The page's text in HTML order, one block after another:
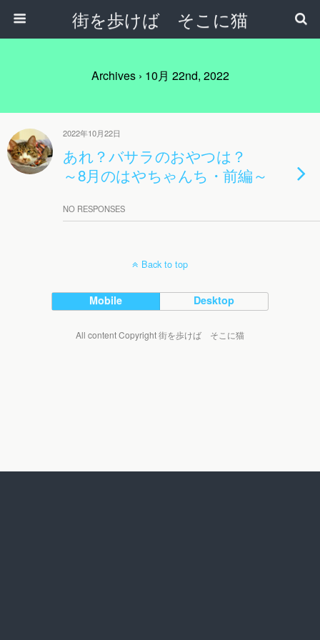
街を歩けば そこに猫
Archives › 10月 22nd, 2022
2022年10月22日
あれ？バサラのおやつは？
～8月のはやちゃんち・前編～
NO RESPONSES
Back to top
Mobile Desktop
All content Copyright 街を歩けば そこに猫